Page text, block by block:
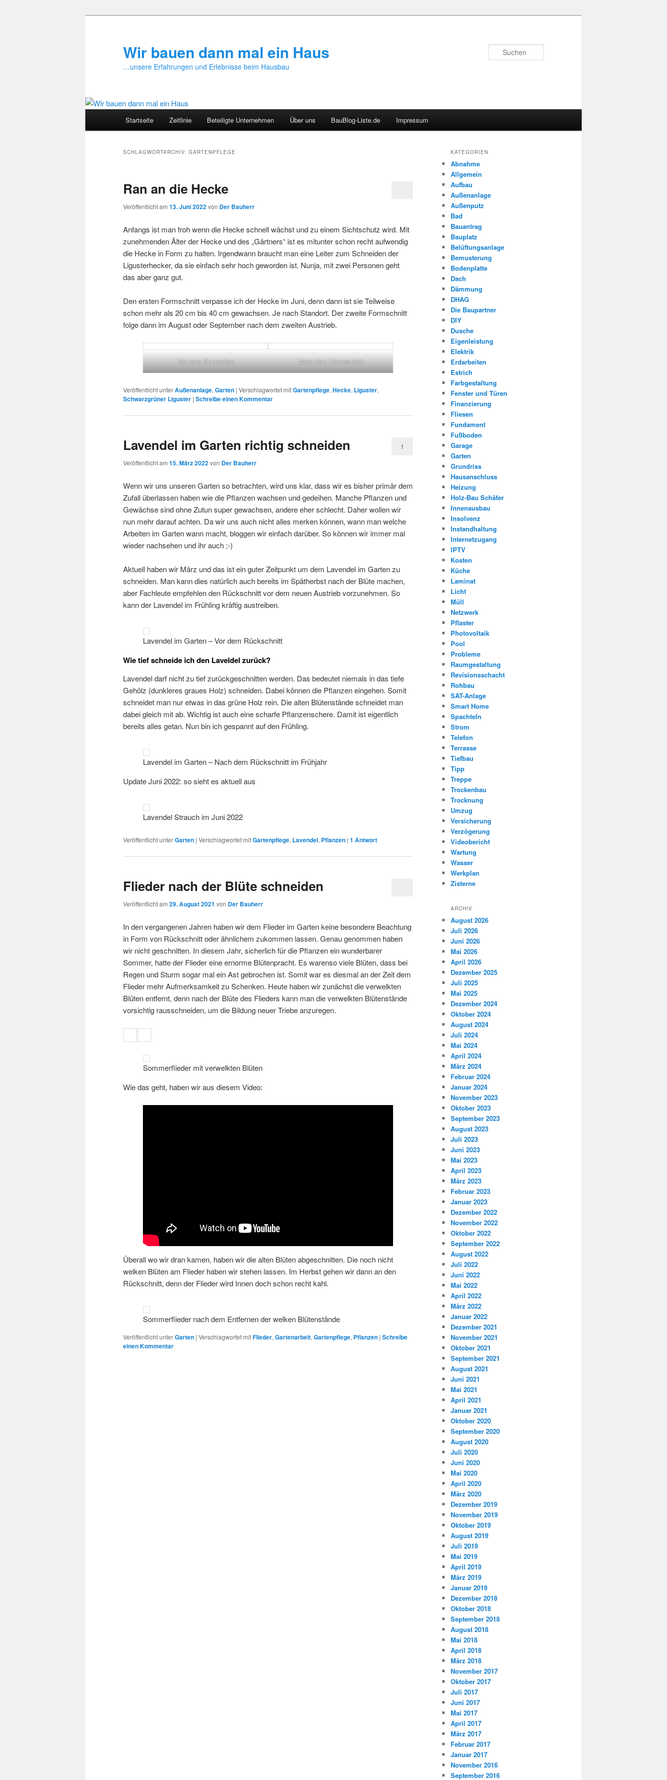
Wir bauen dann mal ein Haus
…unsere Erfahrungen und Erlebnisse beim Hausbau
Startseite Zeitlinie Beteiligte Unternehmen Über uns BauBlog-Liste.de Impressum
SCHLAGWORTARCHIV: GARTENPFLEGE
Ran an die Hecke
Veröffentlicht am 13. Juni 2022von Der Bauherr
Anfangs ist man froh wenn die Hecke schnell wächst und zu einem Sichtschutz wird. Mit
zunehmenden Älter der Hecke und des „Gärtners“ ist es mitunter schon recht aufwendig
die Hecke in Form zu halten. Irgendwann braucht man eine Leiter zum Schneiden der
Ligusterhecker, da sie einfach sehr hoch geworden ist. Nunja, mit zwei Personen geht
das aber ganz gut.
Den ersten Formschnitt verpasse ich der Hecke im Juni, denn dann ist sie Teilweise
schon mehr als 20 cm bis 40 cm gewachsen. Je nach Standort. Der zweite Formschnitt
folge dann im August oder September nach dem zweiten Austrieb.
Vor dem Schneiden Nach dem Formschnitt
Veröffentlicht unterAußenanlage, Garten | Verschlagwortet mitGartenpflege, Hecke, Liguster,
Schwarzgrüner Liguster | Schreibe einen Kommentar
Lavendel im Garten richtig schneiden
Veröffentlicht am 15. März 2022von Der Bauherr
1
Wenn wir uns unseren Garten so betrachten, wird uns klar, dass wir es bisher primär dem
Zufall überlassen haben wie die Pflanzen wachsen und gedeihen. Manche Pflanzen und
Gewächse sind ohne Zutun super gewachsen, andere eher schlecht. Daher wollen wir
nun mehr darauf achten. Da wir uns auch nicht alles merken können, wann man welche
Arbeiten im Garten wann macht, bloggen wir einfach darüber. So können wir immer mal
wieder nachsehen und ihr auch ;-)
Aktuell haben wir März und das ist ein guter Zeitpunkt um dem Lavendel im Garten zu
schneiden. Man kann dies natürlich auch bereits im Spätherbst nach der Blüte machen,
aber Fachleute empfehlen den Rückschnitt vor dem neuen Austrieb vorzunehmen. So
kann der Lavendel im Frühling kräftig austreiben.
Lavendel im Garten – Vor dem Rückschnitt
Wie tief schneide ich den Laveldel zurück?
Lavendel darf nicht zu tief zurückgeschnitten werden. Das bedeutet niemals in das tiefe
Gehölz (dunkleres graues Holz) schneiden. Dabei können die Pflanzen eingehen. Somit
schneidet man nur etwas in das grüne Holz rein. Die alten Blütenstände schneidet man
dabei gleich mit ab. Wichtig ist auch eine scharfe Pflanzenschere. Damit ist eigentlich
bereits alles getan. Nun bin ich gespannt auf den Frühling.
Lavendel im Garten – Nach dem Rückschnitt im Frühjahr
Update Juni 2022: so sieht es aktuell aus
Lavendel Strauch im Juni 2022
Veröffentlicht unterGarten | Verschlagwortet mitGartenpflege, Lavendel, Pflanzen | 1 Antwort
Flieder nach der Blüte schneiden
Veröffentlicht am 29. August 2021 von Der Bauherr
In den vergangenen Jahren haben wir dem Flieder im Garten keine besondere Beachtung
in Form von Rückschnitt oder ähnlichem zukommen lassen. Genau genommen haben
wir nicht geschnitten. In diesem Jahr, sicherlich für die Pflanzen ein wunderbarer
Sommer, hatte der Flieder eine ernorme Blütenpracht. Es warenso viele Blüten, dass bei
Regen und Sturm sogar mal ein Ast gebrochen ist. Somit war es diesmal an der Zeit dem
Flieder mehr Aufmerksamkeit zu Schenken. Heute haben wir zunächst die verwelkten
Blüten entfernt, denn nach der Blüte des Flieders kann man die verwelkten Blütenstände
vorsichtig rausschneiden, um die Bildung neuer Triebe anzuregen.
Sommerflieder mit verwelkten Blüten
Wie das geht, haben wir aus diesem Video:
Überall wo wir dran kamen, haben wir die alten Blüten abgeschnitten. Die noch nicht
welken Blüten am Flieder haben wir stehen lassen. Im Herbst gehen wir dann an den
Rückschnitt, denn der Flieder wird Innen doch schon recht kahl.
Sommerflieder nach dem Entfernen der welken Blütenstände
Veröffentlicht unterGarten | Verschlagwortet mitFlieder, Gartenarbeit, Gartenpflege, Pflanzen | Schreibe
einen Kommentar
KATEGORIEN
Abnahme
Allgemein
Aufbau
Außenanlage
Außenputz
Bad
Bauantrag
Bauplatz
Belüftungsanlage
Bemusterung
Bodenplatte
Dach
Dämmung
DHAG
Die Baupartner
DIY
Dusche
Eigenleistung
Elektrik
Erdarbeiten
Estrich
Farbgestaltung
Fenster und Türen
Finanzierung
Fliesen
Fundament
Fußboden
Garage
Garten
Grundriss
Hausanschluss
Heizung
Holz-Bau Schäfer
Innenausbau
Insolvenz
Instandhaltung
Internetzugang
IPTV
Kosten
Küche
Laminat
Licht
Müll
Netzwerk
Pflaster
Photovoltaik
Pool
Probleme
Raumgestaltung
Revisionsschacht
Rohbau
SAT-Anlage
Smart Home
Spachteln
Strom
Telefon
Terrasse
Tiefbau
Tipp
Treppe
Trockenbau
Trocknung
Umzug
Versicherung
Verzögerung
Videobericht
Wartung
Wasser
Werkplan
Zisterne
ARCHIV
August 2026
Juli 2026
Juni 2026
Mai 2026
April 2026
Dezember 2025
Juli 2025
Mai 2025
Dezember 2024
Oktober 2024
August 2024
Juli 2024
Mai 2024
April 2024
März 2024
Februar 2024
Januar 2024
November 2023
Oktober 2023
September 2023
August 2023
Juli 2023
Juni 2023
Mai 2023
April 2023
März 2023
Februar 2023
Januar 2023
Dezember 2022
November 2022
Oktober 2022
September 2022
August 2022
Juli 2022
Juni 2022
Mai 2022
April 2022
März 2022
Januar 2022
Dezember 2021
November 2021
Oktober 2021
September 2021
August 2021
Juni 2021
Mai 2021
April 2021
Januar 2021
Oktober 2020
September 2020
August 2020
Juli 2020
Juni 2020
Mai 2020
April 2020
März 2020
Dezember 2019
November 2019
Oktober 2019
August 2019
Juli 2019
Mai 2019
April 2019
März 2019
Januar 2019
Dezember 2018
Oktober 2018
September 2018
August 2018
Mai 2018
April 2018
März 2018
November 2017
Oktober 2017
Juli 2017
Juni 2017
Mai 2017
April 2017
März 2017
Februar 2017
Januar 2017
November 2016
September 2016